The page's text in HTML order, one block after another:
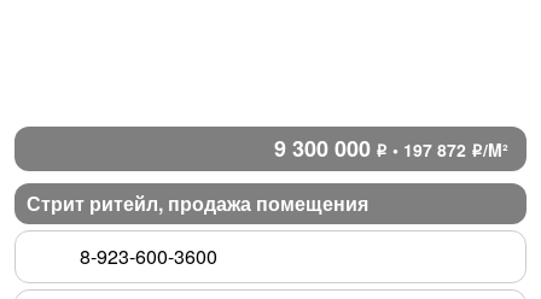
9 300 000 Р • 197 872 Р/M²
Стрит ритейл, продажа помещения
8-923-600-3600